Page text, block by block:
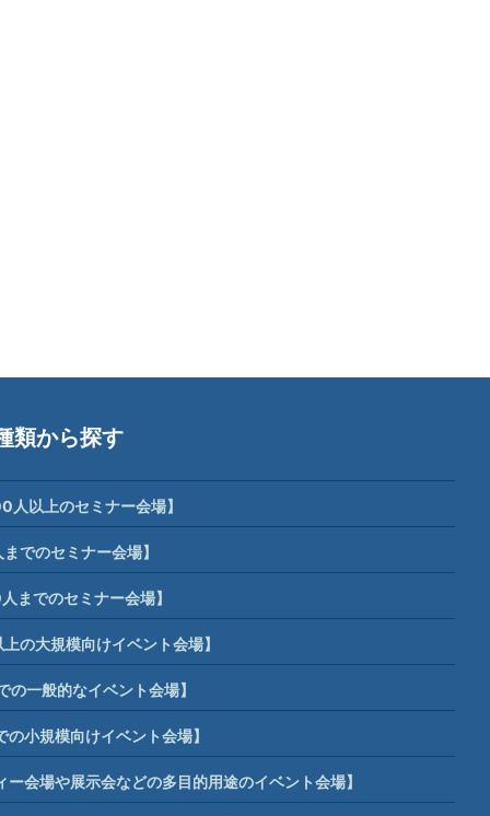
類から探す
以上のセミナー会場】
でのセミナー会場】
までのセミナー会場】
の大規模向けイベント会場】
一般的なイベント会場】
小規模向けイベント会場】
会場や展示会などの多目的用途のイベント会場】